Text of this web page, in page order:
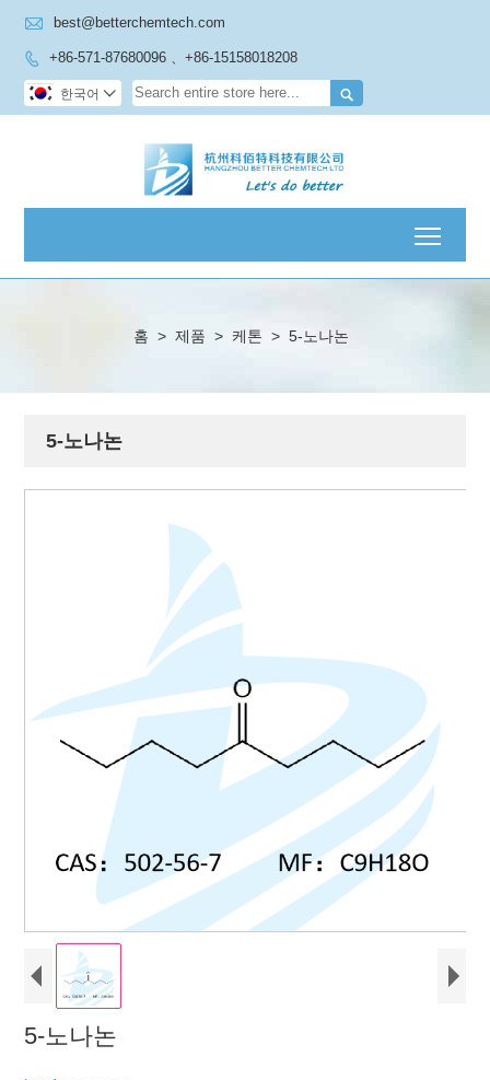
 best@betterchemtech.com
 +86-571-87680096 、+86-15158018208

한국어 
홈 > 제품 > 케톤 > 5-노나논
5-노나논
5-노나논